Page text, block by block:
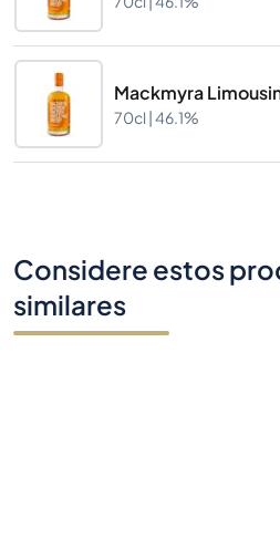
Mackmyra
70cl |46.1%
Considere estos
similares